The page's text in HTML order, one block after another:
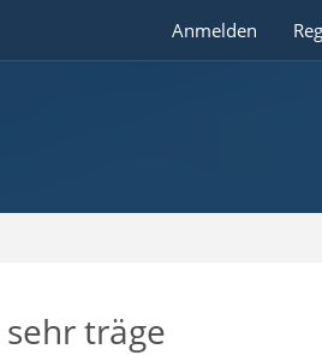
Anmelden
träge